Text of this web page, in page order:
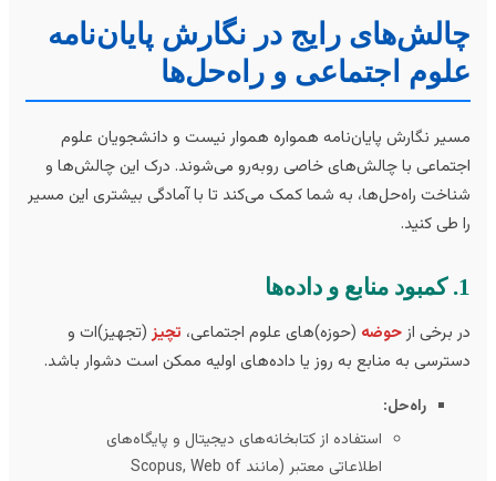
رایج در نگارش پایان‌نامه
اجتماعی و راه‌حل‌ها
نگارش پایان‌نامه همواره هموار نیست و دانشجویان علوم
با چالش‌های خاصی روبه‌رو می‌شوند. درک این چالش‌ها و
راه‌حل‌ها، به شما کمک می‌کند تا با آمادگی بیشتری این مسیر
طی کنید.
برخی ازحوضه(حوزه)های علوم اجتماعی،تچیز (تجهیز)ات و
به منابع به روز یا داده‌های اولیه ممکن است دشوار باشد.
راه‌حل:
استفاده از کتابخانه‌های دیجیتال و پایگاه‌های
اطلاعاتی معتبر (مانند Scopus, Web of